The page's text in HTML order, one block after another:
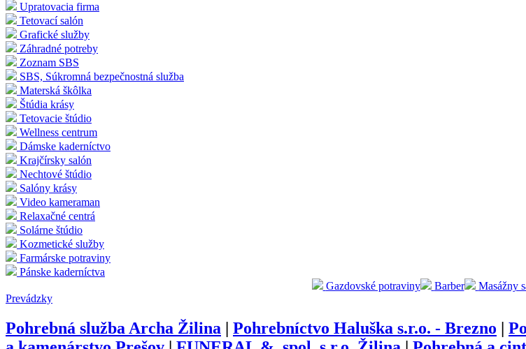
Upratovacia firma
Tetovací salón
Grafické služby
Záhradné potreby
Zoznam SBS
SBS, Súkromná bezpečnostná služba
Materská škôlka
Štúdia krásy
Tetovacie štúdio
Wellness centrum
Dámske kaderníctvo
Krajčírsky salón
Nechtové štúdio
Salóny krásy
Video kameraman
Relaxačné centrá
Solárne štúdio
Kozmetické služby
Farmárske potraviny
Pánske kaderníctva
Gazdovské potraviny
Barber Masážny
Prevádzky
Pohrebná služba Archa Žilina Pohrebníctvo Haluška s.r.o. - Brezno